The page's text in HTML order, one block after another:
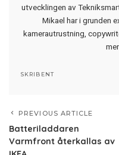
utvecklingen av
Mikael har i grunden
kamerautrustning,
SKRIBENT
PREVIOUS ARTICLE
Batteriladdaren
Varmfront återkallas av